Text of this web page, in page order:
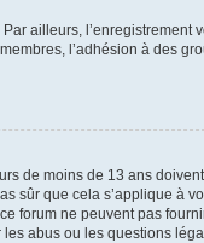
ailleurs, l’enregistrement
l’adhésion à des
de moins de 13 ans
sûr que cela s’applique à
forum ne peuvent pas
abus ou les questions